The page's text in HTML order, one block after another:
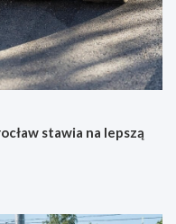
stawia na lepszą